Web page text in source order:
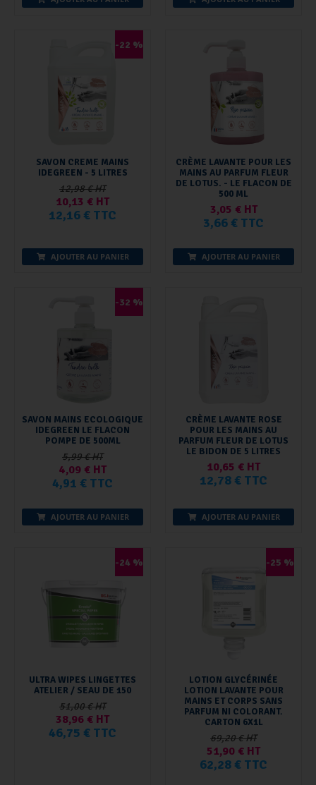
-22 %
SAVON CREME MAINS
IDEGREEN - 5 LITRES
12,98 € HT
10,13 € HT
12,16 € TTC
AJOUTER AU PANIER
CRÈME LAVANTE POUR LES
MAINS AU PARFUM FLEUR
DE LOTUS. - LE FLACON DE
500 ML
3,05 € HT
3,66 € TTC
AJOUTER AU PANIER
-32 %
SAVON MAINS ECOLOGIQUE
IDEGREEN LE FLACON
POMPE DE 500ML
5,99 € HT
4,09 € HT
4,91 € TTC
AJOUTER AU PANIER
CRÈME LAVANTE ROSE
POUR LES MAINS AU
PARFUM FLEUR DE LOTUS
LE BIDON DE 5 LITRES
10,65 € HT
12,78 € TTC
AJOUTER AU PANIER
-24 %
ULTRA WIPES LINGETTES
ATELIER / SEAU DE 150
51,00 € HT
38,96 € HT
46,75 € TTC
-25 %
LOTION GLYCÉRINÉE
LOTION LAVANTE POUR
MAINS ET CORPS SANS
PARFUM NI COLORANT.
CARTON 6X1L
69,20 € HT
51,90 € HT
62,28 € TTC